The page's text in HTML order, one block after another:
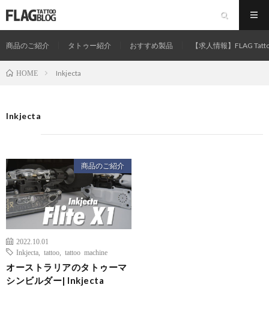
商品のご紹介 タトゥー紹介 おすすめ製品 【求人情報】FLAG
HOME Inkjecta
Inkjecta
商品のご紹介
2022.10.01
Inkjecta
tattoo tattoo machine
オーストラリアのタトゥーマ
シンビルダー| Inkjecta